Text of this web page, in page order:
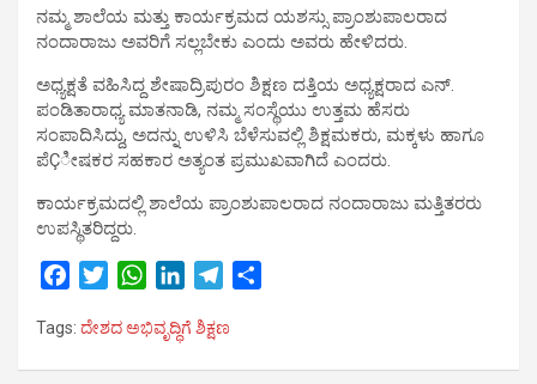
ನಮ್ಮ ಶಾಲೆಯ ಮತ್ತು ಕಾರ್ಯಕ್ರಮದ ಯಶಸ್ಸು ಪ್ರಾಂಶುಪಾಲರಾದ
ನಂದಾರಾಜು ಅವರಿಗೆ ಸಲ್ಲಬೇಕು ಎಂದು ಅವರು ಹೇಳಿದರು.
ಅಧ್ಯಕ್ಷತೆ ವಹಿಸಿದ್ದ ಶೇಷಾದ್ರಿಪುರಂ ಶಿಕ್ಷಣ ದತ್ತಿಯ ಅಧ್ಯಕ್ಷರಾದ ಎನ್.
ಪಂಡಿತಾರಾಧ್ಯ ಮಾತನಾಡಿ, ನಮ್ಮ ಸಂಸ್ಥೆಯು ಉತ್ತಮ ಹೆಸರು
ಸಂಪಾದಿಸಿದ್ದು, ಅದನ್ನು ಉಳಿಸಿ ಬೆಳೆಸುವಲ್ಲಿ ಶಿಕ್ಷಮಕರು, ಮಕ್ಕಳು ಹಾಗೂ
ಪೆÇೀಷಕರ ಸಹಕಾರ ಅತ್ಯಂತ ಪ್ರಮುಖವಾಗಿದೆ ಎಂದರು.
ಕಾರ್ಯಕ್ರಮದಲ್ಲಿ ಶಾಲೆಯ ಪ್ರಾಂಶುಪಾಲರಾದ ನಂದಾರಾಜು ಮತ್ತಿತರರು
ಉಪಸ್ಥಿತರಿದ್ದರು.
c
i
W
a
n
l
Tags: ದೇಶದ ಅಭಿವೃದ್ಧಿಗೆ ಶಿಕ್ಷಣ